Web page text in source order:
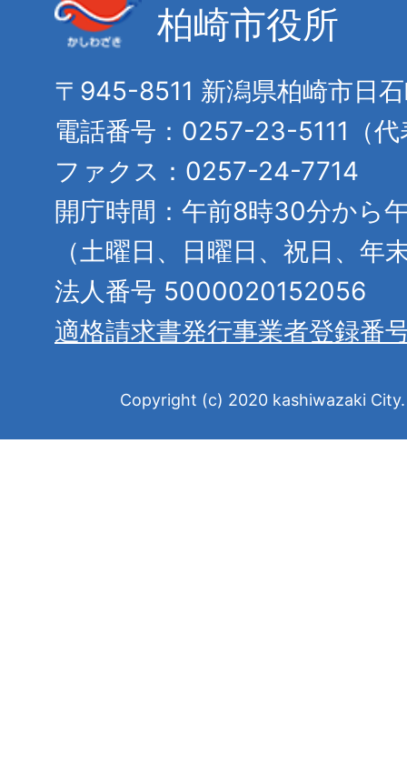
柏崎市役所
〒945-8511 新潟県柏崎市日
電話番号：0257-23-5111（代
ファクス：0257-24-7714
開庁時間：午前8時30分から
（土曜日、日曜日、祝日、年
法人番号 5000020152056
適格請求書発行事業者登録番
Copyright (c) 2020 kashiwazaki